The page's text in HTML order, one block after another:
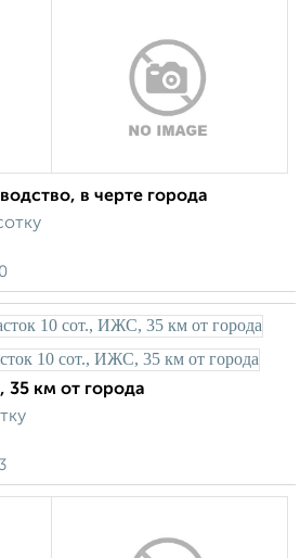
в черте города
35 км от города